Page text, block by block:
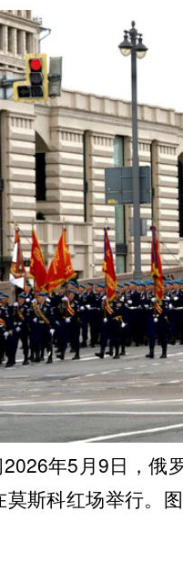
年5月9日，俄
莫斯科红场举行。